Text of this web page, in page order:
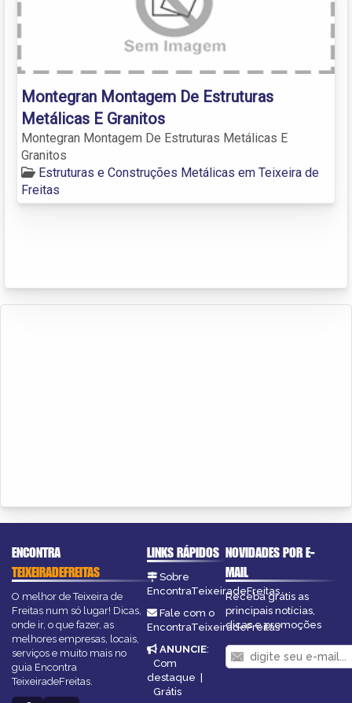
Montegran Montagem De Estruturas
Metálicas E Granitos
Montegran Montagem De Estruturas Metálicas E
Granitos
Estruturas e Construções Metálicas em Teixeira de
Freitas
ENCONTRA
TEIXEIRADEFREITAS
O melhor de Teixeira de
Freitas num só lugar! Dicas,
onde ir, o que fazer, as
melhores empresas, locais,
serviços e muito mais no
guia Encontra
TeixeiradeFreitas.
LINKS RÁPIDOS
Sobre
EncontraTeixeiradeFreitas
Fale com o
EncontraTeixeiradeFreitas
ANUNCIE:
Com
destaque |
Grátis
NOVIDADES POR E-
MAIL
Receba grátis as
principais notícias,
dicas e promoções